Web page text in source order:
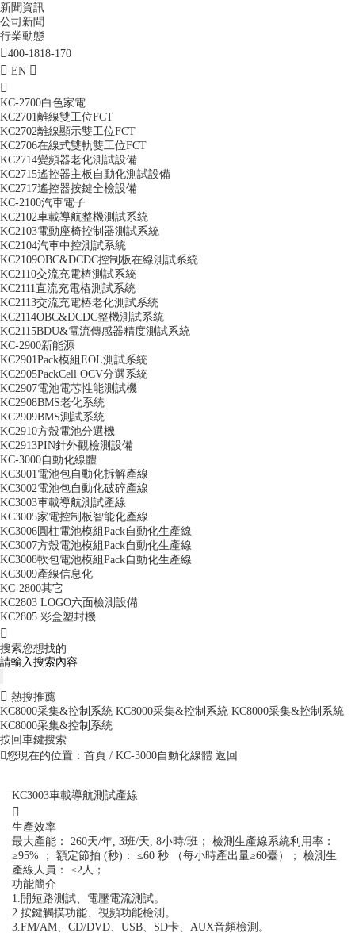
新聞資訊
公司新聞
行業動態
400-1818-170
EN
KC-2700白色家電
KC2701離線雙工位FCT
KC2702離線顯示雙工位FCT
KC2706在線式雙軌雙工位FCT
KC2714變頻器老化測試設備
KC2715遙控器主板自動化測試設備
KC2717遙控器按鍵全檢設備
KC-2100汽車電子
KC2102車載導航整機測試系統
KC2103電動座椅控制器測試系統
KC2104汽車中控測試系統
KC2109OBC&DCDC控制板在線測試系統
KC2110交流充電樁測試系統
KC2111直流充電樁測試系統
KC2113交流充電樁老化測試系統
KC2114OBC&DCDC整機測試系統
KC2115BDU&電流傳感器精度測試系統
KC-2900新能源
KC2901Pack模組EOL測試系統
KC2905PackCell OCV分選系統
KC2907電池電芯性能測試機
KC2908BMS老化系統
KC2909BMS測試系統
KC2910方殼電池分選機
KC2913PIN針外觀檢測設備
KC-3000自動化線體
KC3001電池包自動化拆解產線
KC3002電池包自動化破碎產線
KC3003車載導航測試產線
KC3005家電控制板智能化產線
KC3006圓柱電池模組Pack自動化生產線
KC3007方殼電池模組Pack自動化生產線
KC3008軟包電池模組Pack自動化生產線
KC3009產線信息化
KC-2800其它
KC2803 LOGO六面檢測設備
KC2805 彩盒塑封機
搜索您想找的
熱搜推薦
KC8000采集&控制系統 KC8000采集&控制系統 KC8000采集&控制系統
KC8000采集&控制系統
按回車鍵搜索
您現在的位置： 首頁 / KC-3000自動化線體 返回
KC3003車載導航測試產線
生產效率
最大產能： 260天/年, 3班/天, 8小時/班； 檢測生產線系統利用率：
≥95% ； 額定節拍 (秒)： ≤60 秒 （每小時產出量≥60臺）； 檢測生
產線人員： ≤2人；
功能簡介
1.開短路測試、電壓電流測試。
2.按鍵觸摸功能、視頻功能檢測。
3.FM/AM、CD/DVD、USB、SD卡、AUX音頻檢測。